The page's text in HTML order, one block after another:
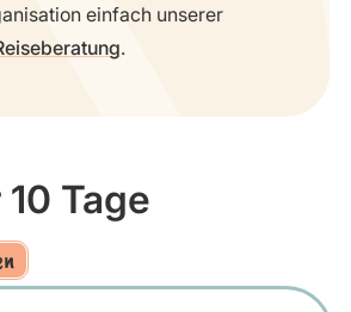
einfach unserer
.
Tage